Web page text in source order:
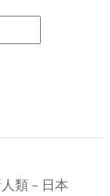
類－日本